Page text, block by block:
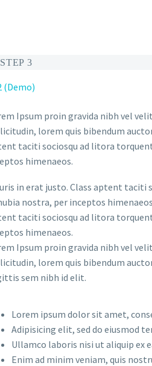
STEP 3
Ipsum proin gravida nibh vel
lorem quis bibendum
taciti sociosqu ad litora
himenaeos.
in erat justo. Class aptent taciti
nostra, per inceptos
taciti sociosqu ad litora
himenaeos.
Ipsum proin gravida nibh vel
lorem quis bibendum
sem nibh id elit.
Lorem ipsum dolor sit amet,
Adipisicing elit, sed do eiusmod
Ullamco laboris nisi ut aliquip ex
Enim ad minim veniam, quis